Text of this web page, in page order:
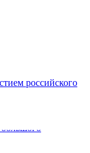
российского